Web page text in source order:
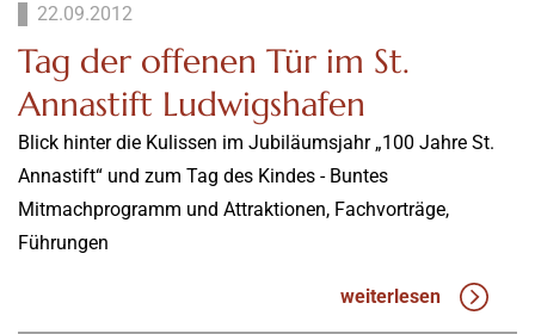
22.09.2012
Tag der offenen Tür im St.
Annastift Ludwigshafen
Blick hinter die Kulissen im Jubiläumsjahr „100 Jahre St.
Annastift“ und zum Tag des Kindes - Buntes
Mitmachprogramm und Attraktionen, Fachvorträge,
Führungen
weiterlesen